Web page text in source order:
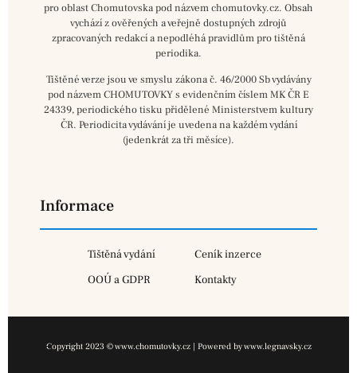
pro oblast Chomutovska pod názvem chomutovky.cz. Obsah
vychází z ověřených a veřejně dostupných zdrojů
zpracovaných redakcí a nepodléhá pravidlům pro tištěná
periodika.
Tištěné verze jsou ve smyslu zákona č. 46/2000 Sb vydávány
pod názvem CHOMUTOVKY s evidenčním číslem MK ČR E
24339, periodického tisku přidělené Ministerstvem kultury
ČR. Periodicita vydávání je uvedena na každém vydání
(jedenkrát za tři měsíce).
Informace
Tištěná vydání
Ceník inzerce
OOÚ a GDPR
Kontakty
Copyright 2023 © www.chomutovky.cz | Powered by www.legnavsky.cz